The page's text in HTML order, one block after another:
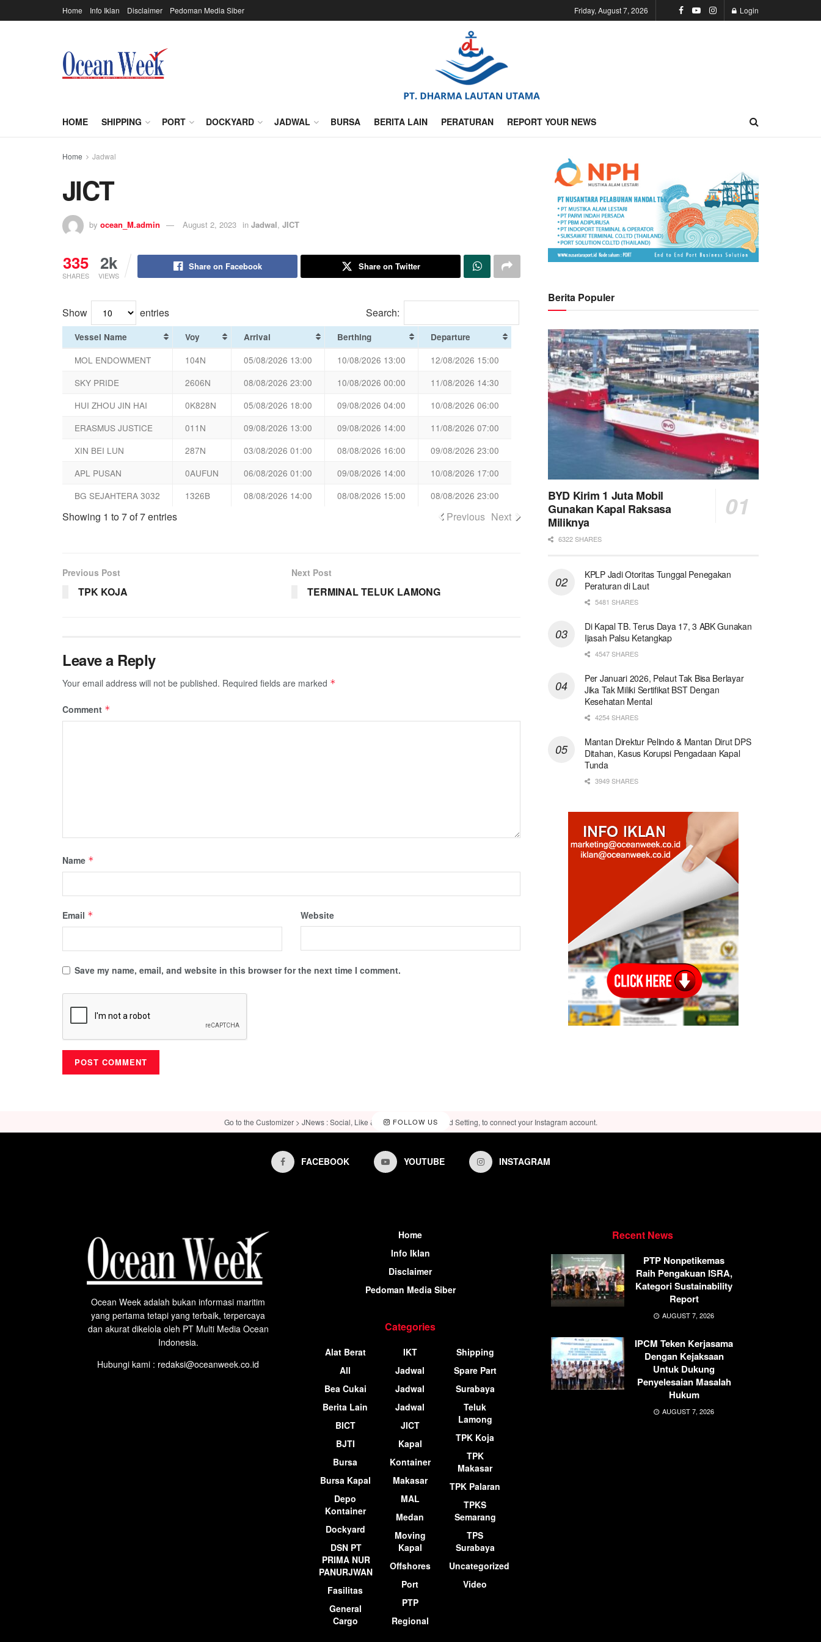
Home Info Iklan Disclaimer Pedoman Media Siber Friday, August 7, 2026 Login
HOME SHIPPING PORT DOCKYARD JADWAL BURSA BERITA LAIN PERATURAN REPORT YOUR NEWS
Home Jadwal
JICT
by ocean_M.admin August 2, 2023 in Jadwal, JICT
335
SHARES
2k
VIEWS
Share on Facebook Share on Twitter
Show entries Search:
Vessel Name Voy Arrival Berthing Departure
MOL ENDOWMENT 104N 05/08/2026 13:00 10/08/2026 13:00
12/08/2026 15:00
SKY PRIDE
2606N 08/08/2026 23:00 10/08/2026 00:00
11/08/2026 14:30
HUI ZHOU JIN HAI
0K828N 05/08/2026 18:00 09/08/2026 04:00
10/08/2026 06:00
ERASMUS JUSTICE
011N 09/08/2026 13:00 09/08/2026 14:00
11/08/2026 07:00
XIN BEI LUN
287N 03/08/2026 01:00 08/08/2026 16:00
09/08/2026 23:00
APL PUSAN
0AUFUN 06/08/2026 01:00 09/08/2026 14:00
10/08/2026 17:00
BG SEJAHTERA 3032
1326B 08/08/2026 14:00 08/08/2026 15:00 08/08/2026 23:00
Showing 1 to 7 of 7 entries Previous Next
Previous Post
TPK KOJA
Next Post
TERMINAL TELUK LAMONG
Leave a Reply
Your email address will not be published. Required fields are marked *
Comment *
Name *
Email * Website
Save my name, email, and website in this browser for the next time I comment.
Berita Populer
BYD Kirim 1 Juta Mobil
Gunakan Kapal Raksasa
Miliknya
6322 SHARES
KPLP Jadi Otoritas Tunggal Penegakan
Peraturan di Laut
5481 SHARES
Di Kapal TB. Terus Daya 17, 3 ABK Gunakan
Ijasah Palsu Ketangkap
4547 SHARES
Per Januari 2026, Pelaut Tak Bisa Berlayar
Jika Tak Miliki Sertifikat BST Dengan
Kesehatan Mental
4254 SHARES
Mantan Direktur Pelindo & Mantan Dirut DPS
Ditahan, Kasus Korupsi Pengadaan Kapal
Tunda
3949 SHARES
FOLLOW US
Go to the Customizer > JNews : Social, Like & View > Instagram Feed Setting, to connect your Instagram account.
FACEBOOK YOUTUBE INSTAGRAM
Ocean Week adalah bukan informasi maritim
yang pertama tetapi yang terbaik, terpercaya
dan akurat dikelola oleh PT Multi Media Ocean
Indonesia.
Hubungi kami : redaksi@oceanweek.co.id
Home
Info Iklan
Disclaimer
Pedoman Media Siber
Categories
Alat Berat
All
Bea Cukai
Berita Lain
BICT
BJTI
Bursa
Bursa Kapal
Depo
Kontainer
Dockyard
DSN PT
PRIMA NUR
PANURJWAN
Fasilitas
General
Cargo
IKT
Jadwal
Jadwal
Jadwal
JICT
Kapal
Kontainer
Makasar
MAL
Medan
Moving
Kapal
Offshores
Port
PTP
Regional
Shipping
Spare Part
Surabaya
Teluk
Lamong
TPK Koja
TPK
Makasar
TPK Palaran
TPKS
Semarang
TPS
Surabaya
Uncategorized
Video
Recent News
PTP Nonpetikemas
Raih Pengakuan ISRA,
Kategori Sustainability
Report
AUGUST 7, 2026
IPCM Teken Kerjasama
Dengan Kejaksaan
Untuk Dukung
Penyelesaian Masalah
Hukum
AUGUST 7, 2026